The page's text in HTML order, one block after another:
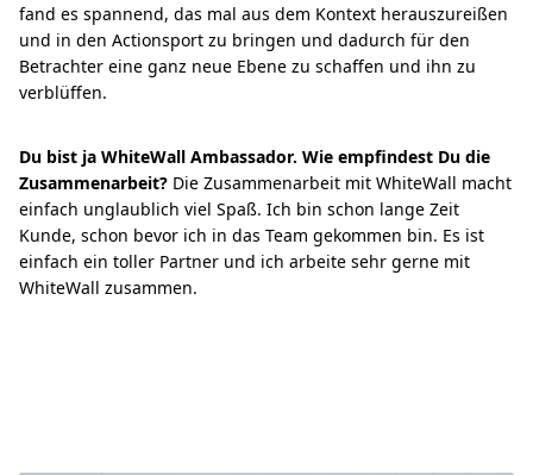
fand es spannend, das mal aus dem Kontext herauszureißen
und in den Actionsport zu bringen und dadurch für den
Betrachter eine ganz neue Ebene zu schaffen und ihn zu
verblüffen.
Du bist ja WhiteWall Ambassador. Wie empfindest Du die
Zusammenarbeit? Die Zusammenarbeit mit WhiteWall macht
einfach unglaublich viel Spaß. Ich bin schon lange Zeit
Kunde, schon bevor ich in das Team gekommen bin. Es ist
einfach ein toller Partner und ich arbeite sehr gerne mit
WhiteWall zusammen.